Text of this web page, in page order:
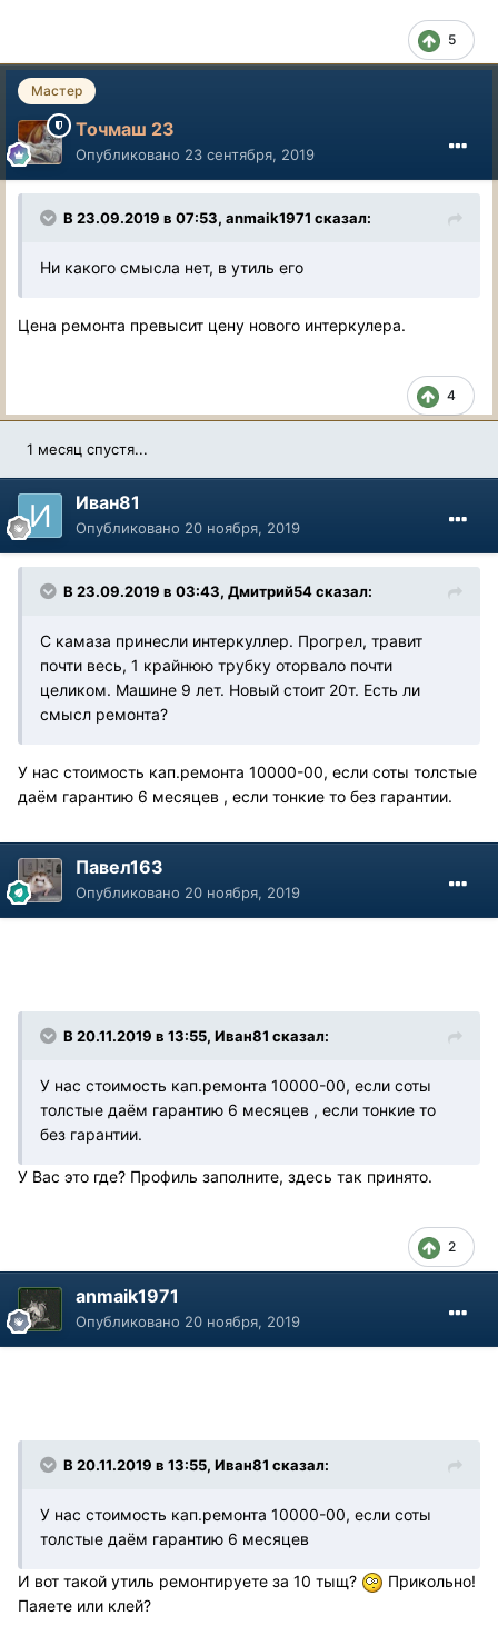
5
Мастер
Точмаш 23
Опубликовано 23 сентября, 2019
В 23.09.2019 в 07:53, anmaik1971 сказал:
Ни какого смысла нет, в утиль его
Цена ремонта превысит цену нового интеркулера.
4
1 месяц спустя...
Иван81
Опубликовано 20 ноября, 2019
В 23.09.2019 в 03:43, Дмитрий54 сказал:
С камаза принесли интеркуллер. Прогрел, травит
почти весь, 1 крайнюю трубку оторвало почти
целиком. Машине 9 лет. Новый стоит 20т. Есть ли
смысл ремонта?
У нас стоимость кап.ремонта 10000-00, если соты толстые
даём гарантию 6 месяцев , если тонкие то без гарантии.
Павел163
Опубликовано 20 ноября, 2019
В 20.11.2019 в 13:55, Иван81 сказал:
У нас стоимость кап.ремонта 10000-00, если соты
толстые даём гарантию 6 месяцев , если тонкие то
без гарантии.
У Вас это где? Профиль заполните, здесь так принято.
2
anmaik1971
Опубликовано 20 ноября, 2019
В 20.11.2019 в 13:55, Иван81 сказал:
У нас стоимость кап.ремонта 10000-00, если соты
толстые даём гарантию 6 месяцев
И вот такой утиль ремонтируете за 10 тыщ?
Прикольно!
Паяете или клей?